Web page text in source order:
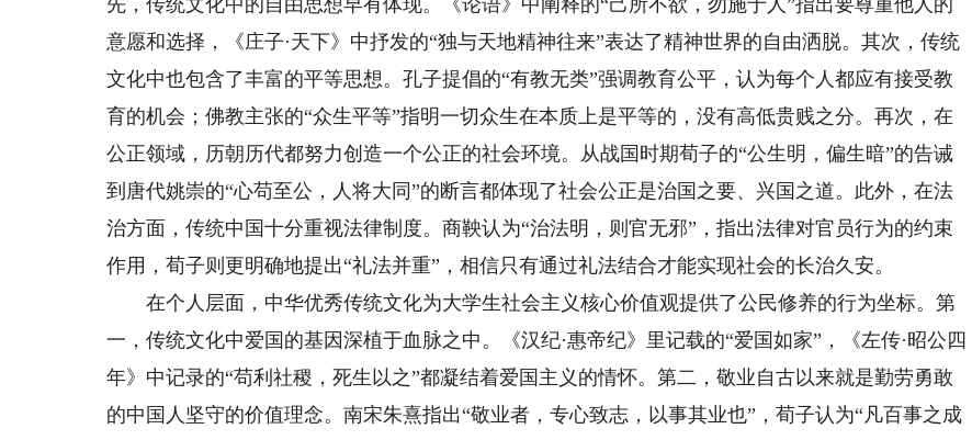
先，传统文化中的自由思想早有体现。《论语》中阐释的“己所不欲，勿施于人”指出要尊重他人的
意愿和选择，《庄子·天下》中抒发的“独与天地精神往来”表达了精神世界的自由洒脱。其次，传统
文化中也包含了丰富的平等思想。孔子提倡的“有教无类”强调教育公平，认为每个人都应有接受教
育的机会；佛教主张的“众生平等”指明一切众生在本质上是平等的，没有高低贵贱之分。再次，在
公正领域，历朝历代都努力创造一个公正的社会环境。从战国时期荀子的“公生明，偏生暗”的告诫
到唐代姚崇的“心苟至公，人将大同”的断言都体现了社会公正是治国之要、兴国之道。此外，在法
治方面，传统中国十分重视法律制度。商鞅认为“治法明，则官无邪”，指出法律对官员行为的约束
作用，荀子则更明确地提出“礼法并重”，相信只有通过礼法结合才能实现社会的长治久安。
在个人层面，中华优秀传统文化为大学生社会主义核心价值观提供了公民修养的行为坐标。第
一，传统文化中爱国的基因深植于血脉之中。《汉纪·惠帝纪》里记载的“爱国如家”，《左传·昭公四
年》中记录的“苟利社稷，死生以之”都凝结着爱国主义的情怀。第二，敬业自古以来就是勤劳勇敢
的中国人坚守的价值理念。南宋朱熹指出“敬业者，专心致志，以事其业也”，荀子认为“凡百事之成